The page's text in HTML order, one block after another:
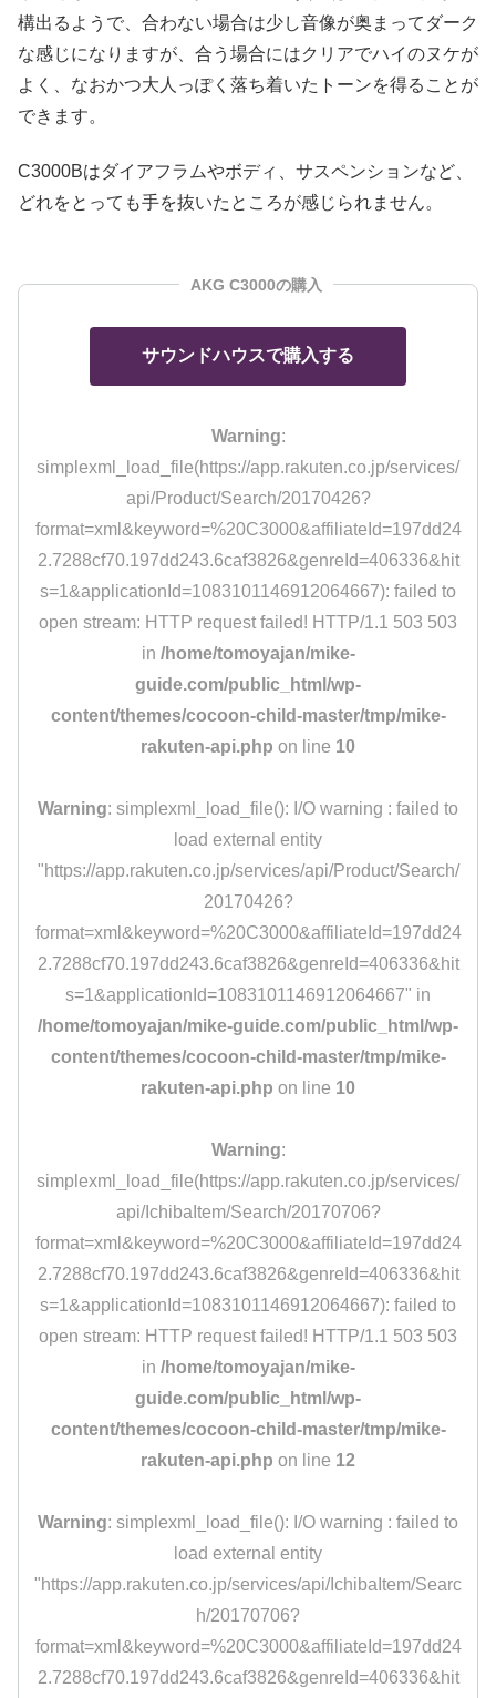
構出るようで、合わない場合は少し音像が奥まってダーク
な感じになりますが、合う場合にはクリアでハイのヌケが
よく、なおかつ大人っぽく落ち着いたトーンを得ることが
できます。
C3000Bはダイアフラムやボディ、サスペンションなど、
どれをとっても手を抜いたところが感じられません。
AKG C3000の購入
サウンドハウスで購入する
Warning:
simplexml_load_file(https://app.rakuten.co.jp/services/
api/Product/Search/20170426?
format=xml&keyword=%20C3000&affiliateId=197dd24
2.7288cf70.197dd243.6caf3826&genreId=406336&hit
s=1&applicationId=1083101146912064667): failed to
open stream: HTTP request failed! HTTP/1.1 503 503
in /home/tomoyajan/mike-
guide.com/public_html/wp-
content/themes/cocoon-child-master/tmp/mike-
rakuten-api.php on line 10
Warning: simplexml_load_file(): I/O warning : failed to
load external entity
"https://app.rakuten.co.jp/services/api/Product/Search/
20170426?
format=xml&keyword=%20C3000&affiliateId=197dd24
2.7288cf70.197dd243.6caf3826&genreId=406336&hit
s=1&applicationId=1083101146912064667" in
/home/tomoyajan/mike-guide.com/public_html/wp-
content/themes/cocoon-child-master/tmp/mike-
rakuten-api.php on line 10
Warning:
simplexml_load_file(https://app.rakuten.co.jp/services/
api/IchibaItem/Search/20170706?
format=xml&keyword=%20C3000&affiliateId=197dd24
2.7288cf70.197dd243.6caf3826&genreId=406336&hit
s=1&applicationId=1083101146912064667): failed to
open stream: HTTP request failed! HTTP/1.1 503 503
in /home/tomoyajan/mike-
guide.com/public_html/wp-
content/themes/cocoon-child-master/tmp/mike-
rakuten-api.php on line 12
Warning: simplexml_load_file(): I/O warning : failed to
load external entity
"https://app.rakuten.co.jp/services/api/IchibaItem/Searc
h/20170706?
format=xml&keyword=%20C3000&affiliateId=197dd24
2.7288cf70.197dd243.6caf3826&genreId=406336&hit